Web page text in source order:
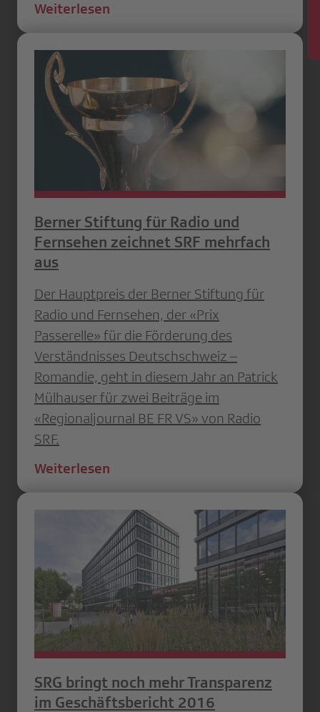
Weiterlesen
Berner Stiftung für Radio und
Fernsehen zeichnet SRF mehrfach
aus
Der Hauptpreis der Berner Stiftung für
Radio und Fernsehen, der «Prix
Passerelle» für die Förderung des
Verständnisses Deutschschweiz –
Romandie, geht in diesem Jahr an Patrick
Mülhauser für zwei Beiträge im
«Regionaljournal BE FR VS» von Radio
SRF.
Weiterlesen
SRG bringt noch mehr Transparenz
im Geschäftsbericht 2016